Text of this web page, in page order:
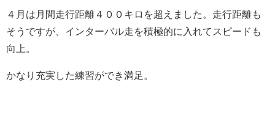
４月は月間走行距離４００キロを超えました。走行距離も
そうですが、インターバル走を積極的に入れてスピードも
向上。
かなり充実した練習ができ満足。